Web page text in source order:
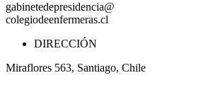
gabinetedepresidencia@
colegiodeenfermeras.cl
DIRECCIÓN
Miraflores 563, Santiago, Chile